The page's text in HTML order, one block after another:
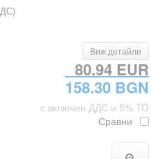
Виж детайли
80.94 EUR
158.30 BGN
с включен ДДС и 5% TO
Сравни